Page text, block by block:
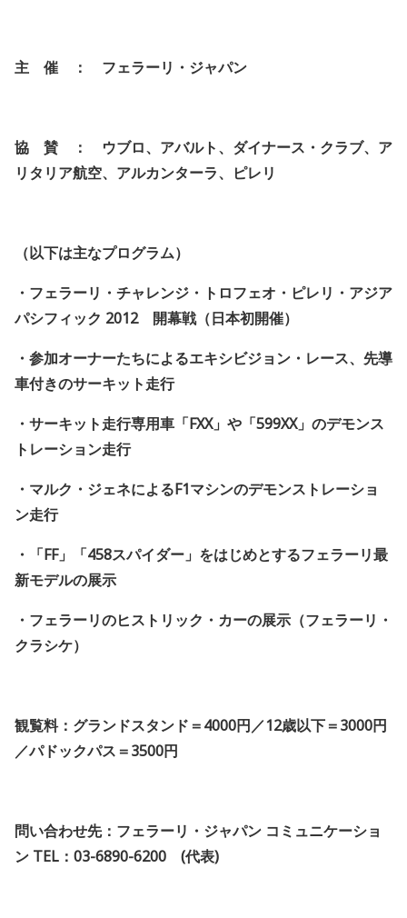
主 催 ： フェラーリ・ジャパン
協 賛 ： ウブロ、アバルト、ダイナース・クラブ、ア
リタリア航空、アルカンターラ、ピレリ
（以下は主なプログラム）
・フェラーリ・チャレンジ・トロフェオ・ピレリ・アジア
パシフィック 2012 開幕戦（日本初開催）
・参加オーナーたちによるエキシビジョン・レース、先導
車付きのサーキット走行
・サーキット走行専用車「FXX」や「599XX」のデモンス
トレーション走行
・マルク・ジェネによるF1マシンのデモンストレーショ
ン走行
・「FF」「458スパイダー」をはじめとするフェラーリ最
新モデルの展示
・フェラーリのヒストリック・カーの展示（フェラーリ・
クラシケ）
観覧料：グランドスタンド＝4000円／12歳以下＝3000円
／パドックパス＝3500円
問い合わせ先：フェラーリ・ジャパン コミュニケーショ
ン TEL：03-6890-6200 (代表)